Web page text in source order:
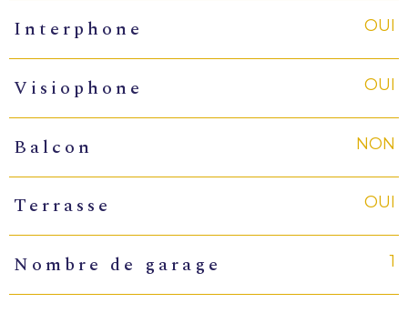
Interphone OUI
Visiophone OUI
Balcon NON
Terrasse OUI
Nombre de garage 1